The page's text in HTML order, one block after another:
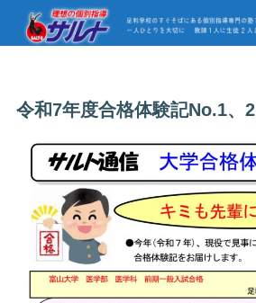
令和7年度合格体験記No.1、2